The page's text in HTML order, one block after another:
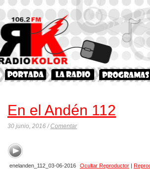
En el Andén 112
30 junio, 2016 /Comentar
enelanden_112_03-06-2016 Ocultar Reproductor|